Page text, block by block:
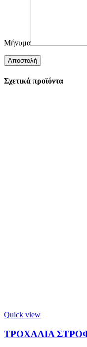
Μήνυμα
Σχετικά προϊόντα
Quick view
ΤΡΟΧΑΛΙΑ